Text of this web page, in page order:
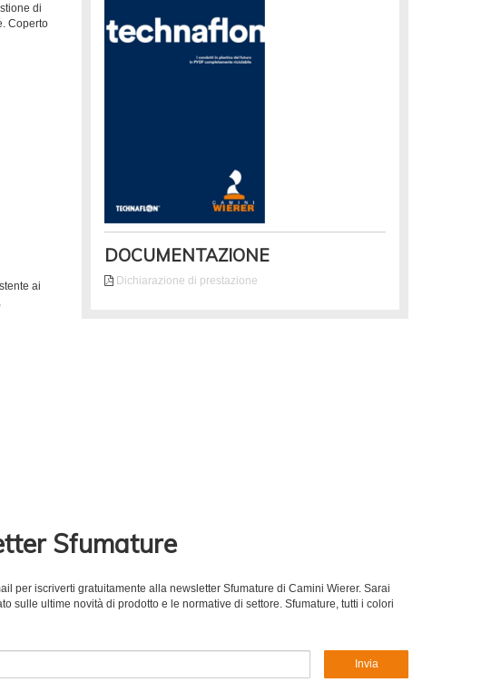
di
Coperto
ai
DOCUMENTAZIONE
Dichiarazione di prestazione
Sfumature
per iscriverti gratuitamente alla newsletter Sfumature di Camini Wierer. Sarai
sulle ultime novità di prodotto e le normative di settore. Sfumature, tutti i colori
Invia